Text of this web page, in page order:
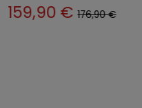
56,90 €63,90 €